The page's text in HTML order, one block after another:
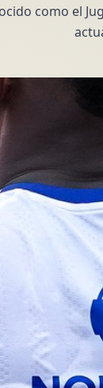
como el